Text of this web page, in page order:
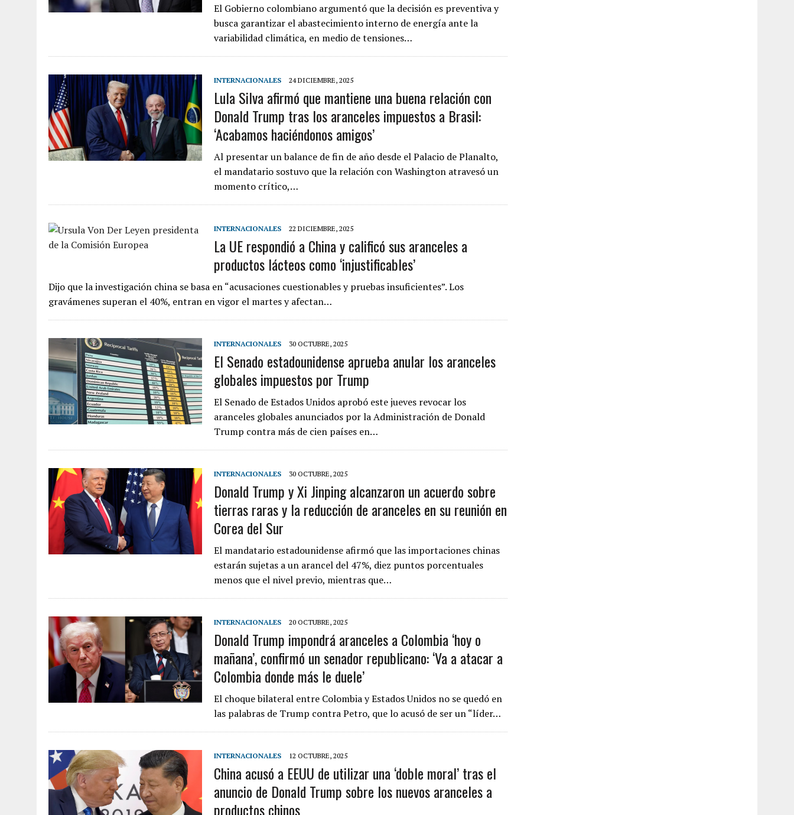
El Gobierno colombiano argumentó que la decisión es preventiva y
busca garantizar el abastecimiento interno de energía ante la
variabilidad climática, en medio de tensiones…
INTERNACIONALES 24 DICIEMBRE, 2025
Lula Silva afirmó que mantiene una buena relación con
Donald Trump tras los aranceles impuestos a Brasil:
‘Acabamos haciéndonos amigos’
Al presentar un balance de fin de año desde el Palacio de Planalto,
el mandatario sostuvo que la relación con Washington atravesó un
momento crítico,…
INTERNACIONALES 22 DICIEMBRE, 2025
La UE respondió a China y calificó sus aranceles a
productos lácteos como ‘injustificables’
Dijo que la investigación china se basa en “acusaciones cuestionables y pruebas insuficientes”. Los
gravámenes superan el 40%, entran en vigor el martes y afectan…
INTERNACIONALES 30 OCTUBRE, 2025
El Senado estadounidense aprueba anular los aranceles
globales impuestos por Trump
El Senado de Estados Unidos aprobó este jueves revocar los
aranceles globales anunciados por la Administración de Donald
Trump contra más de cien países en…
INTERNACIONALES 30 OCTUBRE, 2025
Donald Trump y Xi Jinping alcanzaron un acuerdo sobre
tierras raras y la reducción de aranceles en su reunión en
Corea del Sur
El mandatario estadounidense afirmó que las importaciones chinas
estarán sujetas a un arancel del 47%, diez puntos porcentuales
menos que el nivel previo, mientras que…
INTERNACIONALES 20 OCTUBRE, 2025
Donald Trump impondrá aranceles a Colombia ‘hoy o
mañana’, confirmó un senador republicano: ‘Va a atacar a
Colombia donde más le duele’
El choque bilateral entre Colombia y Estados Unidos no se quedó en
las palabras de Trump contra Petro, que lo acusó de ser un “líder…
INTERNACIONALES 12 OCTUBRE, 2025
China acusó a EEUU de utilizar una ‘doble moral’ tras el
anuncio de Donald Trump sobre los nuevos aranceles a
productos chinos